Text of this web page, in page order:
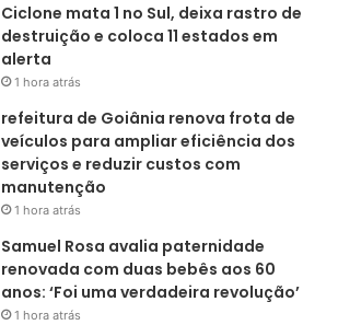
Ciclone mata 1 no Sul, deixa rastro de
destruição e coloca 11 estados em
alerta
1 hora atrás
refeitura de Goiânia renova frota de
veículos para ampliar eficiência dos
serviços e reduzir custos com
manutenção
1 hora atrás
Samuel Rosa avalia paternidade
renovada com duas bebês aos 60
anos: ‘Foi uma verdadeira revolução’
1 hora atrás